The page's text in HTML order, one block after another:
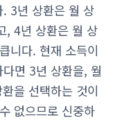
3년 상환은 월 상
, 4년 상환은 월 상
니다. 현재 소득이
면 3년 상환을, 월
을 선택하는 것이
없으므로 신중하